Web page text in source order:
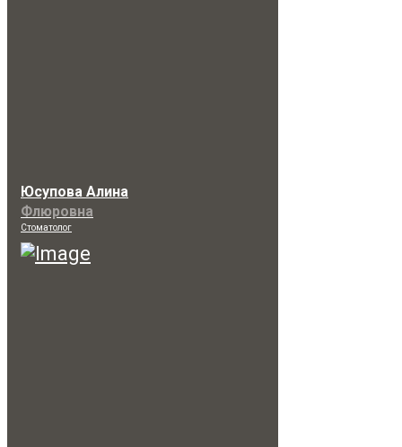
Юсупова Алина
Флюровна
Стоматолог